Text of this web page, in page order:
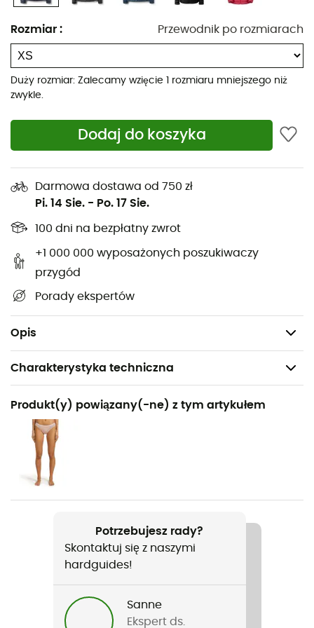
Rozmiar : Przewodnik po rozmiarach
Duży rozmiar: Zalecamy wzięcie 1 rozmiaru mniejszego niż
zwykle.
Dodaj do koszyka
Darmowa dostawa od 750 zł
Pi. 14 Sie. - Po. 17 Sie.
100 dni na bezpłatny zwrot
+1 000 000 wyposażonych poszukiwaczy
przygód
Porady ekspertów
Opis
normą R.D.S.
Wnętrze z Pertex® Quantum
Tkanina zewnętrzna z Pertex® Quantum
Hydrofobowy puch Rab® bez fluorowęglowodorów,
Przeszycia z szwami przelotowymi
Odwrócony zamek błyskawiczny YKK® z przodu z
izolowaną patką i osłoną podbródka
Zredukowana liczba szwów dla zwiększenia
komfortu
Elastyczne, wykończone mankiety
Konstrukcja z podwójnym ściągaczem na dole
ubrania
Waga: 348 g
Charakterystyka techniczna
Polecane dla
Turystyka piesza / Wspinaczka / Codzienny użytek
Rodzaj
Kobiety
Ciężar
Nazwa produktu
Microlight Jacket
Zastosowana technologia
Pertex Quantum
Produkt(y) powiązany(-ne) z tym artykułem
Potrzebujesz rady?
Skontaktuj się z naszymi
hardguides!
Sanne
Ekspert ds.